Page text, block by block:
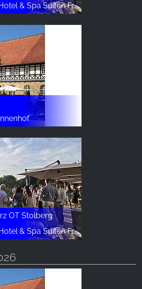
& Spa Suiten FreiWerk
OT Stolberg
& Spa Suiten FreiWerk